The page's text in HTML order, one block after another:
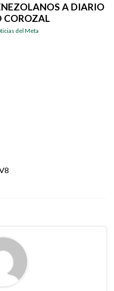
A DIARIO
COROZAL
del Meta